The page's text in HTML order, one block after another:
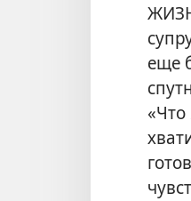
еще